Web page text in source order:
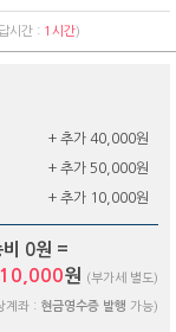
시간 : 1시간)
+ 추가 40,000원
+ 추가 50,000원
+ 추가 10,000원
0원 =
10,000원 (부가세 별도)
계좌 : 현금영수증 발행 가능)